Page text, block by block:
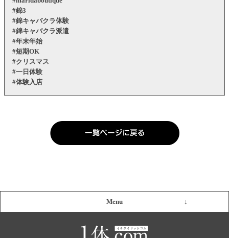
#錦3
#錦キャバクラ体験
#錦キャバクラ派遣
#年末年始
#短期OK
#クリスマス
#一日体験
#体験入店
Menu